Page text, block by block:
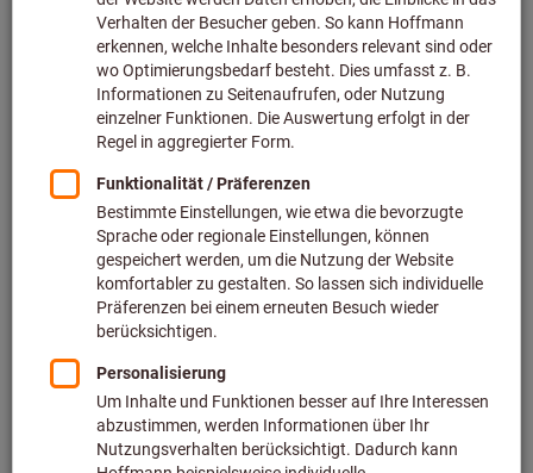
Bild zum Vergrößern anklicken
Preis pro 1 Stück
zzgl. Versandkosten
Individuelle Preisanzeige für Geschäftskunden nach
Anmeldung.